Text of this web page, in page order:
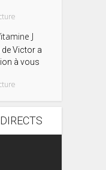
J
Victor a
à vous